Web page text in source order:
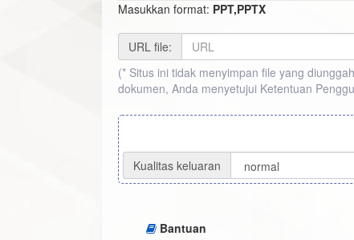
Masukkan format: PPT,PPTX
URL file:
(* Situs ini tidak menyimpan file yang
dokumen, Anda menyetujui Ketentuan
Kualitas keluaran
Bantuan